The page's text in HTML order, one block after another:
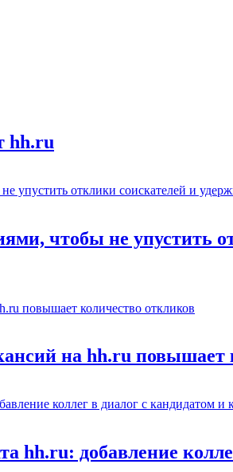
hh.ru
чтобы не упустить
на hh.ru повышает
hh.ru: добавление